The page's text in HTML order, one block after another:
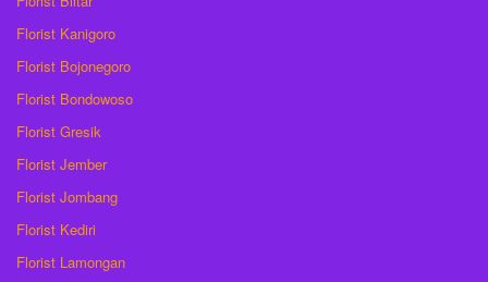
Florist Kanigoro
Florist Bojonegoro
Florist Bondowoso
Florist Gresik
Florist Jember
Florist Jombang
Florist Kediri
Florist Lamongan